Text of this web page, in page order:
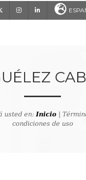
InstagramLinkedIn
usted en:Inicio|
condiciones de uso